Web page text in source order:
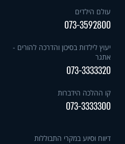
עולם הילדים
073-3592800
יעוץ לילדות בסיכון והדרכה להורים -
אתגר
073-3333320
קו ההלכה הידברות
073-3333300
דיווח וסיוע במקרי התבוללות